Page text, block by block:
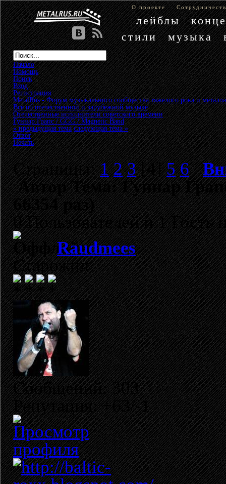
О проекте
лейблы
стили
музыка
Начало
Помощь
Поиск
Вход
Регистрация
MetalRus - Форум музыкального сообщества тяжелого рока и металла
Всё об отечественной и зарубежной музыке»
Отечественные исполнители советского времени»
Гуннар Грапс / GGG / Magnetic Band
« предыдущая тема следующая тема »
Ответ
Печать
Страницы:1 2 3[4]5 6
АвторТема: Гуннар
66354 раз)
0 Пользователей и 1 Гость
Raudmees
Старожил
Сообщений: 303
Репутация: +63/-1